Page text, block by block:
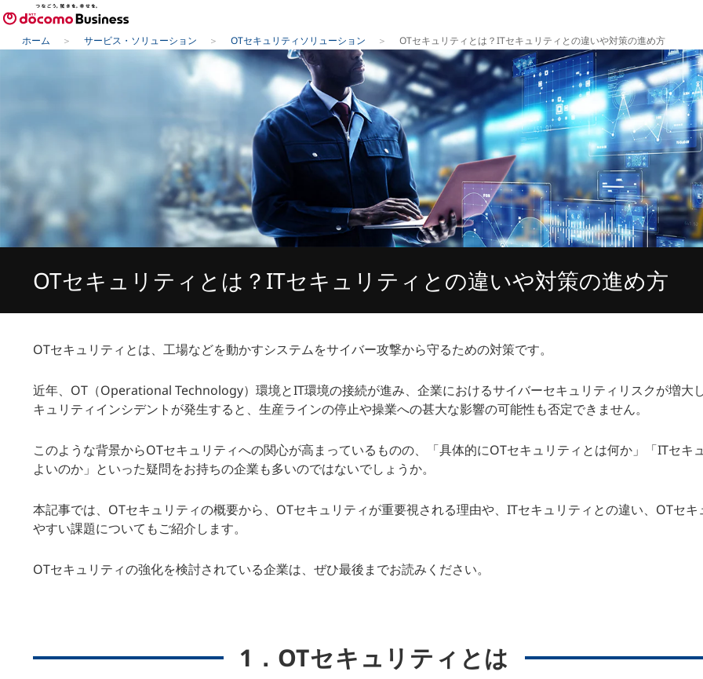
ホーム サービス・ソリューション OTセキュリティソリューション OTセキュリティとは？ITセキュリティとの違いや対策の進め方
OTセキュリティとは？ITセキュリティとの違いや対策の進め方
OTセキュリティとは、工場などを動かすシステムをサイバー攻撃から守るための対策です。
近年、OT（Operational Technology）環境とIT環境の接続が進み、企業におけるサイバーセキュリティリスクが増大
キュリティインシデントが発生すると、生産ラインの停止や操業への甚大な影響の可能性も否定できません。
このような背景からOTセキュリティへの関心が高まっているものの、「具体的にOTセキュリティとは何か」「ITセ
よいのか」といった疑問をお持ちの企業も多いのではないでしょうか。
本記事では、OTセキュリティの概要から、OTセキュリティが重要視される理由や、ITセキュリティとの違い、OTセ
やすい課題についてもご紹介します。
OTセキュリティの強化を検討されている企業は、ぜひ最後までお読みください。
1．OTセキュリティとは